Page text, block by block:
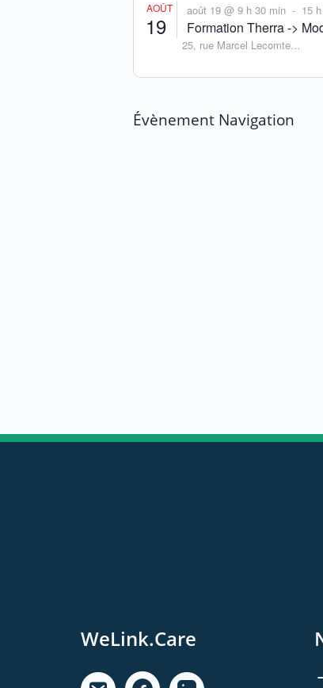
AOÛT
19
août 19 @ 9 h 30 min - 15
Formation Therra ->
généraliste : Nature,
25, rue Marcel Lecomte
Évènement Navigation
WeLink.Care